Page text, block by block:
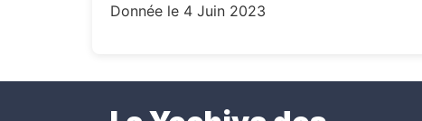
Donnée le 4 Juin 2023